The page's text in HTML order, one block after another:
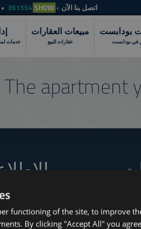
اتصل بنا الآن +361354
SHOW
بودابست
بودابست
مبيعات العقارات
عقارات للبيع خدمات
The apartment
How to
functioning of the site, to improve
By clicking "Accept All" you